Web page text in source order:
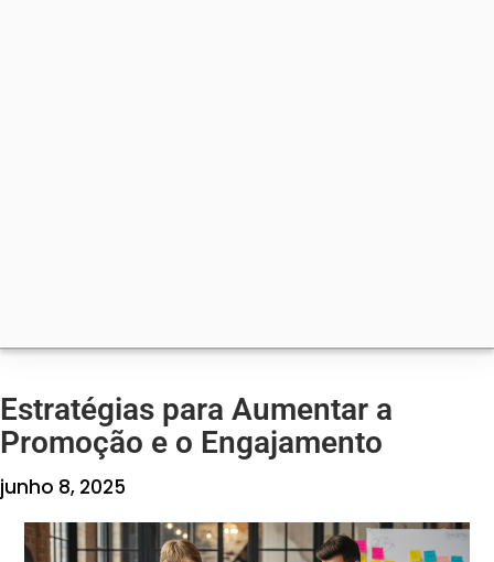
Estratégias para Aumentar a
Promoção e o Engajamento
junho 8, 2025